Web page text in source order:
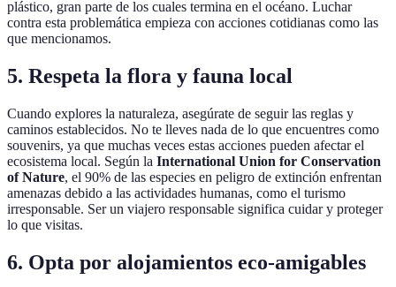
plástico, gran parte de los cuales termina en el océano. Luchar
contra esta problemática empieza con acciones cotidianas como las
que mencionamos.
5. Respeta la flora y fauna local
Cuando explores la naturaleza, asegúrate de seguir las reglas y
caminos establecidos. No te lleves nada de lo que encuentres como
souvenirs, ya que muchas veces estas acciones pueden afectar el
ecosistema local. Según la International Union for Conservation
of Nature, el 90% de las especies en peligro de extinción enfrentan
amenazas debido a las actividades humanas, como el turismo
irresponsable. Ser un viajero responsable significa cuidar y proteger
lo que visitas.
6. Opta por alojamientos eco-amigables